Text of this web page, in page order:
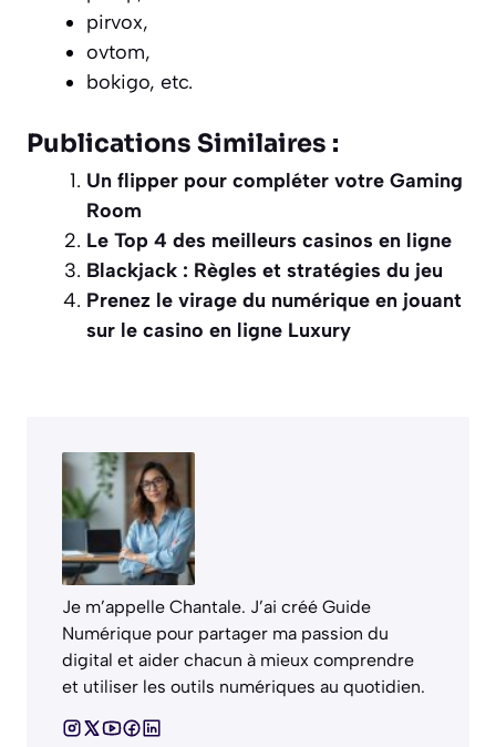
pirvox,
ovtom,
bokigo, etc.
Publications Similaires :
Un flipper pour compléter votre Gaming
Room
Le Top 4 des meilleurs casinos en ligne
Blackjack : Règles et stratégies du jeu
Prenez le virage du numérique en jouant
sur le casino en ligne Luxury
Je m’appelle Chantale. J’ai créé Guide
Numérique pour partager ma passion du
digital et aider chacun à mieux comprendre
et utiliser les outils numériques au quotidien.